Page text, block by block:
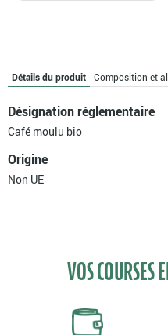
bio
Détails du produit Composition et
Désignation réglementaire
Café moulu bio
Origine
Non UE
VOS COURSES